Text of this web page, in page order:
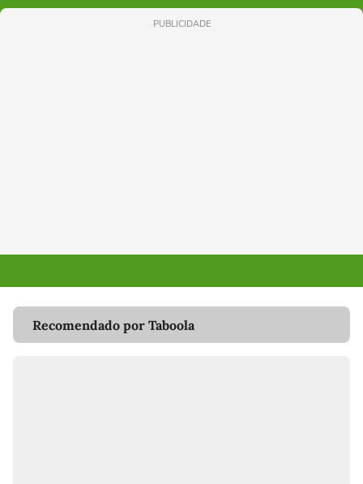
PUBLICIDADE
Recomendado por Taboola